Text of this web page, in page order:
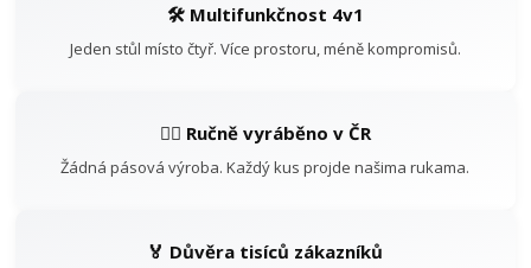
🛠️ Multifunkčnost 4v1
Jeden stůl místo čtyř. Více prostoru, méně kompromisů.
👷‍♂️ Ručně vyráběno v ČR
Žádná pásová výroba. Každý kus projde našima rukama.
🏅 Důvěra tisíců zákazníků